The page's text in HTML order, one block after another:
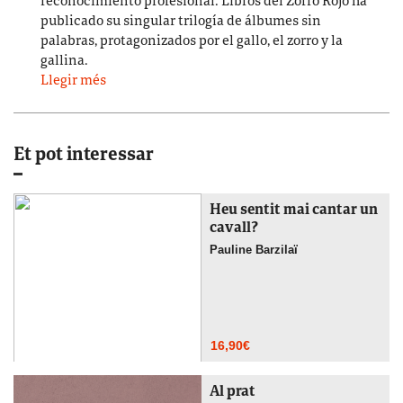
publicado su singular trilogía de álbumes sin
palabras, protagonizados por el gallo, el zorro y la
gallina.
Llegir més
Et pot interessar
Heu sentit mai cantar un
cavall?
Pauline Barzilaï
16,90€
Al prat